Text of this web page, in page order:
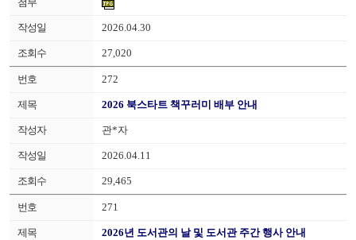
2026.04.30
27,020
272
2026 북스타트 책꾸러미 배부 안내
관*자
2026.04.11
29,465
271
2026년 도서관의 날 및 도서관 주간 행사 안내